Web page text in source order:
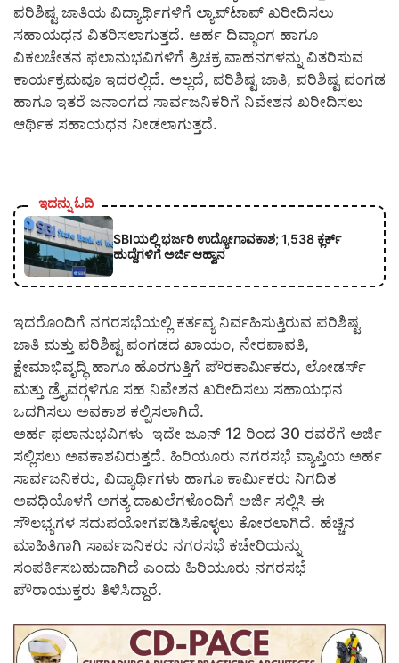
ಪರಿಶಿಷ್ಟ ಜಾತಿಯ ವಿದ್ಯಾರ್ಥಿಗಳಿಗೆ ಲ್ಯಾಪ್‍ಟಾಪ್ ಖರೀದಿಸಲು
ಸಹಾಯಧನ ವಿತರಿಸಲಾಗುತ್ತದೆ. ಅರ್ಹ ದಿವ್ಯಾಂಗ ಹಾಗೂ
ವಿಕಲಚೇತನ ಫಲಾನುಭವಿಗಳಿಗೆ ತ್ರಿಚಕ್ರ ವಾಹನಗಳನ್ನು ವಿತರಿಸುವ
ಕಾರ್ಯಕ್ರಮವೂ ಇದರಲ್ಲಿದೆ. ಅಲ್ಲದೆ, ಪರಿಶಿಷ್ಟ ಜಾತಿ, ಪರಿಶಿಷ್ಟ ಪಂಗಡ
ಹಾಗೂ ಇತರೆ ಜನಾಂಗದ ಸಾರ್ವಜನಿಕರಿಗೆ ನಿವೇಶನ ಖರೀದಿಸಲು
ಆರ್ಥಿಕ ಸಹಾಯಧನ ನೀಡಲಾಗುತ್ತದೆ.
ಇದನ್ನು ಓದಿ
SBIಯಲ್ಲಿ ಭರ್ಜರಿ ಉದ್ಯೋಗಾವಕಾಶ; 1,538 ಕ್ಲರ್ಕ್
ಹುದ್ದೆಗಳಿಗೆ ಅರ್ಜಿ ಆಹ್ವಾನ
ಇದರೊಂದಿಗೆ ನಗರಸಭೆಯಲ್ಲಿ ಕರ್ತವ್ಯ ನಿರ್ವಹಿಸುತ್ತಿರುವ ಪರಿಶಿಷ್ಟ
ಜಾತಿ ಮತ್ತು ಪರಿಶಿಷ್ಟ ಪಂಗಡದ ಖಾಯಂ, ನೇರಪಾವತಿ,
ಕ್ಷೇಮಾಭಿವೃದ್ಧಿ ಹಾಗೂ ಹೊರಗುತ್ತಿಗೆ ಪೌರಕಾರ್ಮಿಕರು, ಲೋಡರ್ಸ್
ಮತ್ತು ಡ್ರೈವರ್‍ಗಳಿಗೂ ಸಹ ನಿವೇಶನ ಖರೀದಿಸಲು ಸಹಾಯಧನ
ಒದಗಿಸಲು ಅವಕಾಶ ಕಲ್ಪಿಸಲಾಗಿದೆ.
ಅರ್ಹ ಫಲಾನುಭವಿಗಳು ಇದೇ ಜೂನ್ 12 ರಿಂದ 30 ರವರೆಗೆ ಅರ್ಜಿ
ಸಲ್ಲಿಸಲು ಅವಕಾಶವಿರುತ್ತದೆ. ಹಿರಿಯೂರು ನಗರಸಭೆ ವ್ಯಾಪ್ತಿಯ ಅರ್ಹ
ಸಾರ್ವಜನಿಕರು, ವಿದ್ಯಾರ್ಥಿಗಳು ಹಾಗೂ ಕಾರ್ಮಿಕರು ನಿಗದಿತ
ಅವಧಿಯೊಳಗೆ ಅಗತ್ಯ ದಾಖಲೆಗಳೊಂದಿಗೆ ಅರ್ಜಿ ಸಲ್ಲಿಸಿ ಈ
ಸೌಲಭ್ಯಗಳ ಸದುಪಯೋಗಪಡಿಸಿಕೊಳ್ಳಲು ಕೋರಲಾಗಿದೆ. ಹೆಚ್ಚಿನ
ಮಾಹಿತಿಗಾಗಿ ಸಾರ್ವಜನಿಕರು ನಗರಸಭೆ ಕಚೇರಿಯನ್ನು
ಸಂಪರ್ಕಿಸಬಹುದಾಗಿದೆ ಎಂದು ಹಿರಿಯೂರು ನಗರಸಭೆ
ಪೌರಾಯುಕ್ತರು ತಿಳಿಸಿದ್ದಾರೆ.